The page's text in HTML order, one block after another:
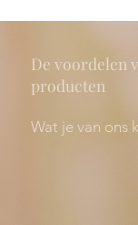
De voordelen
producten
Wat je van ons